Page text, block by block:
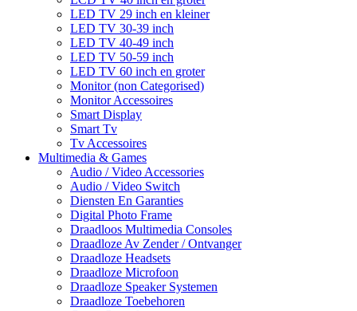
LED TV 29 inch en kleiner
LED TV 30-39 inch
LED TV 40-49 inch
LED TV 50-59 inch
LED TV 60 inch en groter
Monitor (non Categorised)
Monitor Accessoires
Smart Display
Smart Tv
Tv Accessoires
Multimedia & Games
Audio / Video Accessories
Audio / Video Switch
Diensten En Garanties
Digital Photo Frame
Draadloos Multimedia Consoles
Draadloze Av Zender / Ontvanger
Draadloze Headsets
Draadloze Microfoon
Draadloze Speaker Systemen
Draadloze Toebehoren